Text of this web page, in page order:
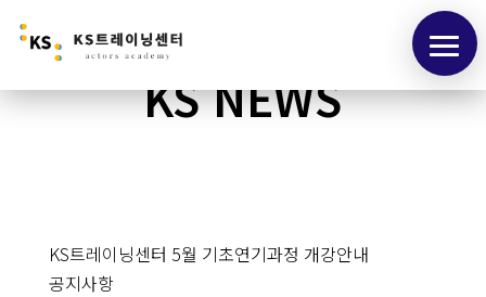
KS NEWS
KS트레이닝센터 5월 기초연기과정 개강안내
공지사항